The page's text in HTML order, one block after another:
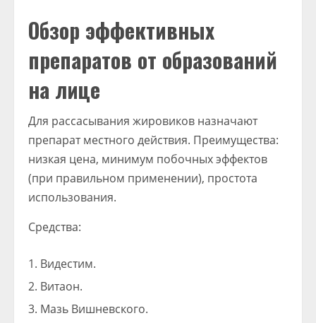
Обзор эффективных
препаратов от образований
на лице
Для рассасывания жировиков назначают
препарат местного действия. Преимущества:
низкая цена, минимум побочных эффектов
(при правильном применении), простота
использования.
Средства:
Видестим.
Витаон.
Мазь Вишневского.